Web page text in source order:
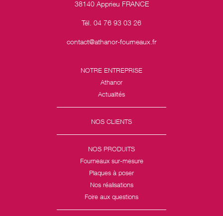
38140 Apprieu FRANCE
Tél. 04 76 93 03 26
contact@athanor-fourneaux.fr
NOTRE ENTREPRISE
Athanor
Actualités
NOS CLIENTS
NOS PRODUITS
Fourneaux sur-mesure
Plaques à poser
Nos réalisations
Foire aux questions